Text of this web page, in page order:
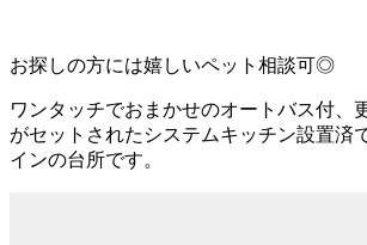
お探しの方には嬉しいペット相談可◎
ワンタッチでおまかせのオートバス付、
がセットされたシステムキッチン設置済
インの台所です。